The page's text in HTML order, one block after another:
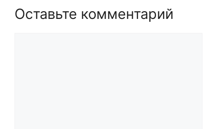
Оставьте комментарий